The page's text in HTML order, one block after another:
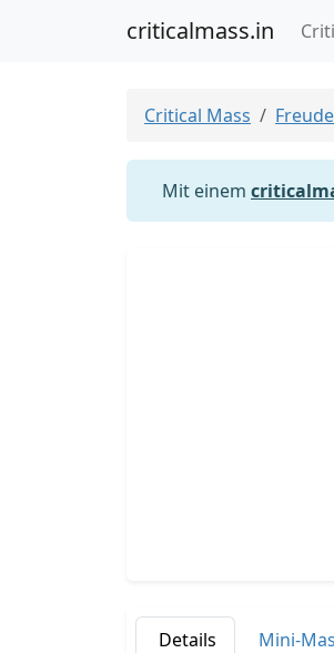
criticalmass.in
Critical Mass
Mit einem
Details Mini-